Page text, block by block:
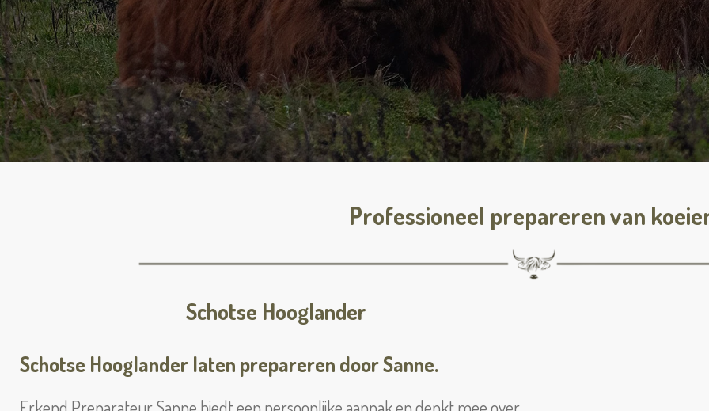
Professioneel prepareren van
Schotse Hooglander
Schotse Hooglander laten prepareren door Sanne.